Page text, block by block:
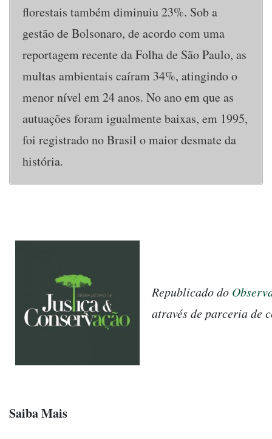
florestais também diminuiu 23%. Sob a
gestão de Bolsonaro, de acordo com uma
reportagem recente da Folha de São Paulo, as
multas ambientais caíram 34%, atingindo o
menor nível em 24 anos. No ano em que as
autuações foram igualmente baixas, em 1995,
foi registrado no Brasil o maior desmate da
história.
Republicado do
através de parceria de
Saiba Mais